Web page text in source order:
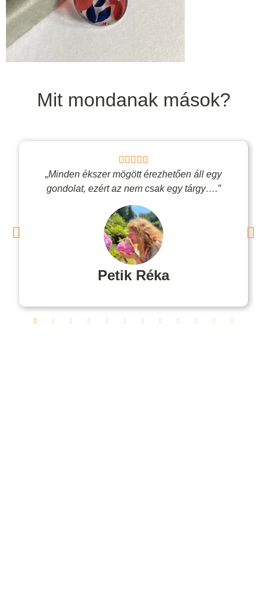
Mit mondanak mások?
„Minden ékszer mögött érezhetően áll egy
gondolat, ezért az nem csak egy tárgy….”
Petik Réka